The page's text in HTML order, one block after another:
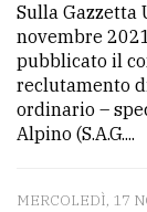
Sulla Gazzetta
novembre
pubblicato il
reclutamento
ordinario –
Alpino (S.A.G....
MERCOLEDÌ, 17